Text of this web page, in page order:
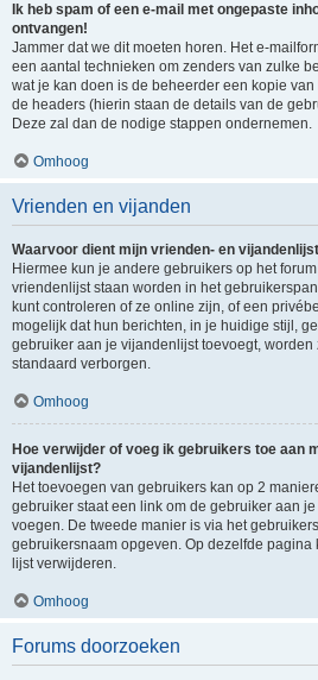
Ik heb spam of een e-mail met ongepaste
ontvangen!
Jammer dat we dit moeten horen. Het e-
een aantal technieken om zenders van zulke
wat je kan doen is de beheerder een kopie
de headers (hierin staan de details van de
Deze zal dan de nodige stappen ondernemen.
Omhoog
Vrienden en vijanden
Waarvoor dient mijn vrienden- en
Hiermee kun je andere gebruikers op het
vriendenlijst staan worden in het
kunt controleren of ze online zijn, of een
mogelijk dat hun berichten, in je huidige stijl,
gebruiker aan je vijandenlijst toevoegt, worden
standaard verborgen.
Omhoog
Hoe verwijder of voeg ik gebruikers toe aan
vijandenlijst?
Het toevoegen van gebruikers kan op 2
gebruiker staat een link om de gebruiker aan
voegen. De tweede manier is via het
gebruikersnaam opgeven. Op dezelfde pagina
lijst verwijderen.
Omhoog
Forums doorzoeken